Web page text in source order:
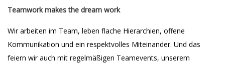
Teamwork makes the dream work
Wir arbeiten im Team, leben flache Hierarchien, offene
Kommunikation und ein respektvolles Miteinander. Und das
feiern wir auch mit regelmäßigen Teamevents, unserem